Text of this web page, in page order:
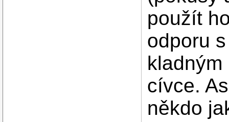
použít
odporu
cívce.
někdo